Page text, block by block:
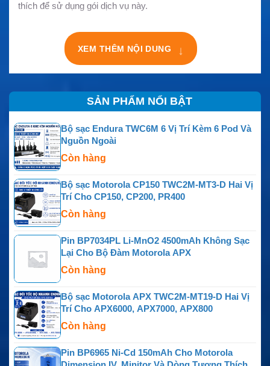
thích để sử dụng gói dịch vụ này.
XEM THÊM NỘI DUNG ↓
SẢN PHẨM NỔI BẬT
Bộ sạc Endura TWC6M 6 Vị Trí Kèm 6 Pod Và
Nguồn Ngoài
Còn hàng
Bộ sạc Motorola CP150 TWC2M-MT3-D Hai Vị
Trí Cho CP150, CP200, PR400
Còn hàng
Pin BP7034PL Li-MnO2 4500mAh Không Sạc
Lại Cho Bộ Đàm Motorola APX
Còn hàng
Bộ sạc Motorola APX TWC2M-MT19-D Hai Vị
Trí Cho APX6000, APX7000, APX800
Còn hàng
Pin BP6965 Ni-Cd 150mAh Cho Motorola